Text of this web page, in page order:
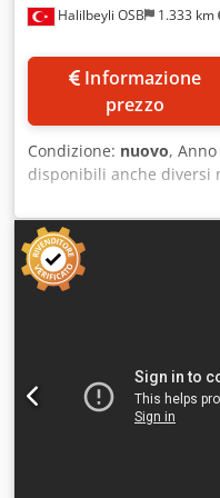
Halilbeyli OSB 1.333 km
prezzo
Condizione: nuovo,
disponibili anche diversi
400mm x ... 2.
A): 1000 mm x 2600 mm
dimensioni del bunker (L
500 mm 4. Apertura di
1600 mm 5. Capacità: 3-
compressione: 120 Ton
Compressione
esercizio: 300 bar 11.